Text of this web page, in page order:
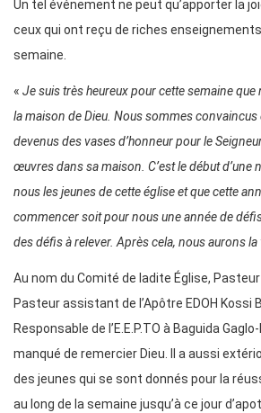
Un tel événement ne peut qu’apporter la
ceux qui ont reçu de riches
semaine.
« Je suis très heureux pour cette semaine
la maison de Dieu. Nous sommes
devenus des vases d’honneur pour le
œuvres dans sa maison. C’est le début d’une
nous les jeunes de cette église et que cette
commencer soit pour nous une année de
des défis à relever. Après cela, nous aurons
Au nom du Comité de ladite Église,
Pasteur assistant de l’Apôtre EDOH Kossi
Responsable de l’E.E.P.TO à Baguida
manqué de remercier Dieu. Il a aussi
des jeunes qui se sont donnés pour la
au long de la semaine jusqu’à ce jour